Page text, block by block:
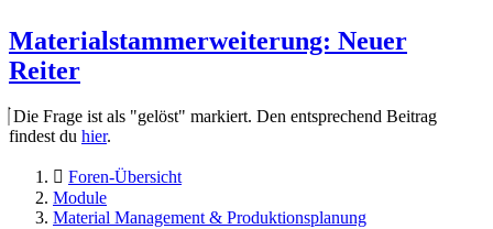
Materialstammerweiterung: Neuer
Reiter
Die Frage ist als "gelöst" markiert. Den entsprechend Beitrag
findest du hier.
Foren-Übersicht
Module
Material Management & Produktionsplanung